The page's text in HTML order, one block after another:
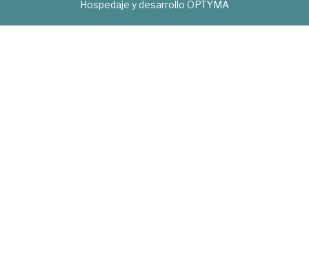
Hospedaje y desarrollo OPTYMA